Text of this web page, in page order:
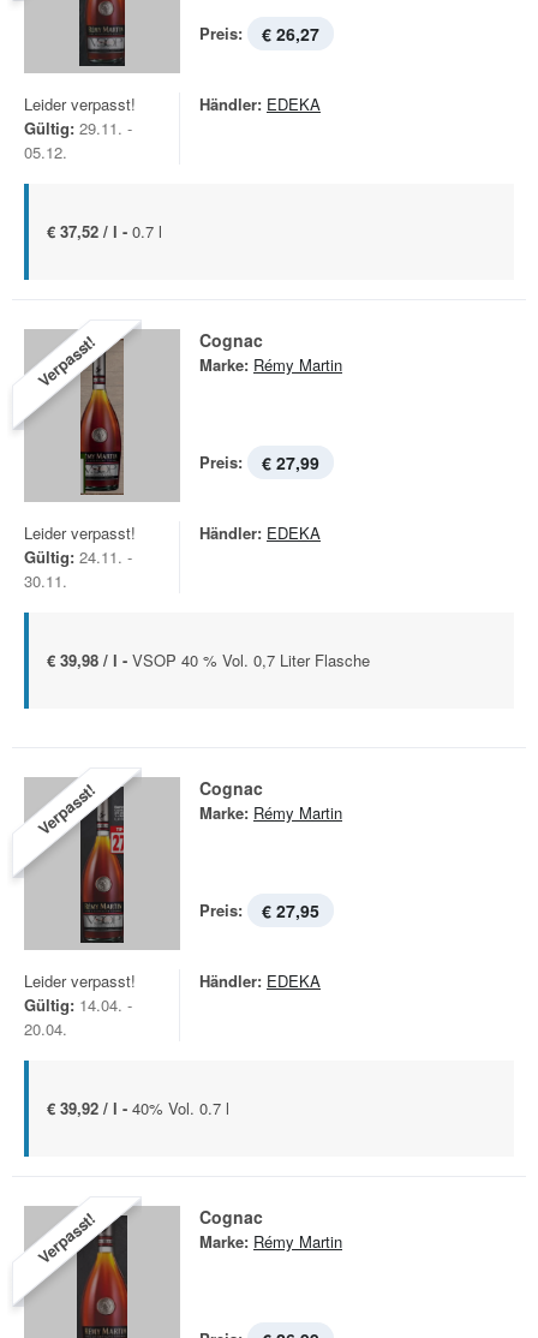
Preis: € 26,27
Leider verpasst!
Gültig: 29.11. -
05.12.
Händler: EDEKA
€ 37,52 / l - 0.7 l
Verpasst! Cognac
Marke: Rémy Martin
Preis: € 27,99
Leider verpasst!
Gültig: 24.11. -
30.11.
Händler: EDEKA
€ 39,98 / l - VSOP 40 % Vol. 0,7 Liter Flasche
Verpasst! Cognac
Marke: Rémy Martin
Preis: € 27,95
Leider verpasst!
Gültig: 14.04. -
20.04.
Händler: EDEKA
€ 39,92 / l - 40% Vol. 0.7 l
Verpasst! Cognac
Marke: Rémy Martin